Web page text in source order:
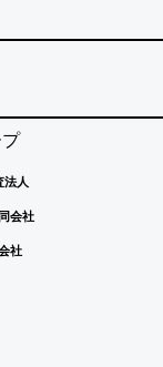
人
会社
社